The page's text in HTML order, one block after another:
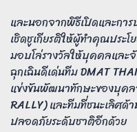
และนอกจากพิธีเปิดและกา
เชิดชูเกียรติให้ผู้ทำคุณประ
มอบโล่รางวัลให้บุคคลและ
ฉุกเฉินดีเด่นทีม DMAT
แข่งขันพัฒนาทักษะของบุคล
RALLY) และทีมที่ชนะเลิศด้
ปลอดภัยระดับชาติอีกด้วย